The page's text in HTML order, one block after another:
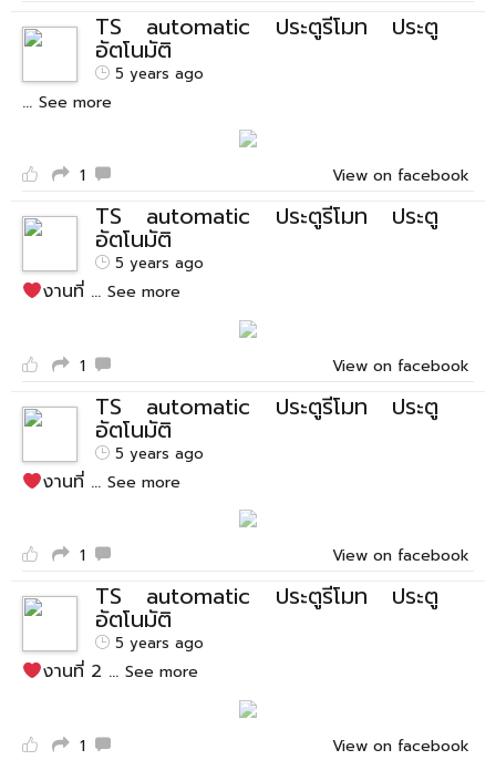
TS automatic ประตูรีโมท ประตู
อัตโนมัติ
5 years ago
... See more
1 View on facebook
TS automatic ประตูรีโมท ประตู
อัตโนมัติ
5 years ago
งานที่ ...See more
1 View on facebook
TS automatic ประตูรีโมท ประตู
อัตโนมัติ
5 years ago
งานที่ ...See more
1 View on facebook
TS automatic ประตูรีโมท ประตู
อัตโนมัติ
5 years ago
งานที่ 2 ...See more
1 View on facebook